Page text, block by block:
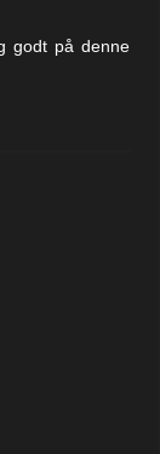
godt på denne